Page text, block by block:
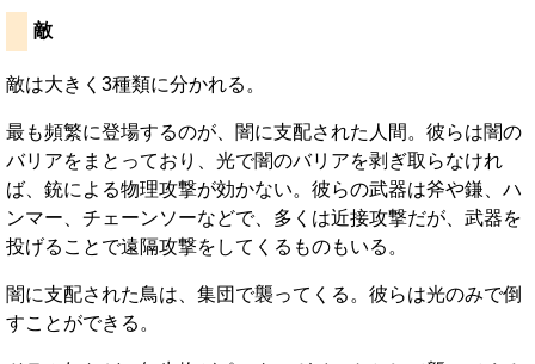
敵
敵は大きく3種類に分かれる。
最も頻繁に登場するのが、闇に支配された人間。彼らは闇の
バリアをまとっており、光で闇のバリアを剥ぎ取らなけれ
ば、銃による物理攻撃が効かない。彼らの武器は斧や鎌、ハ
ンマー、チェーンソーなどで、多くは近接攻撃だが、武器を
投げることで遠隔攻撃をしてくるものもいる。
闇に支配された鳥は、集団で襲ってくる。彼らは光のみで倒
すことができる。